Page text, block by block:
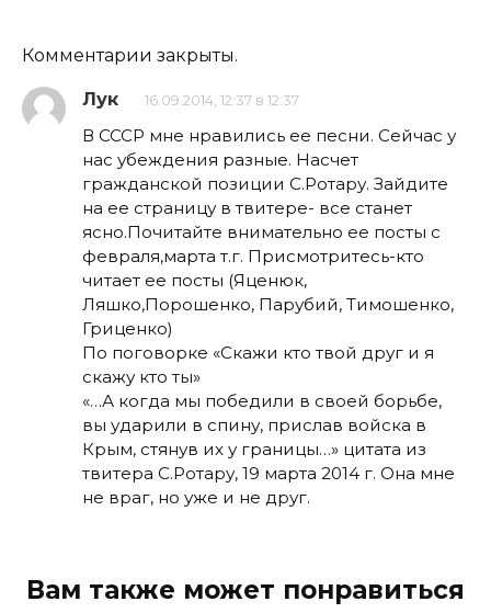
Комментарии закрыты.
Лук 16.09.2014, 12:37 в 12:37
В СССР мне нравились ее песни. Сейчас у
нас убеждения разные. Насчет
гражданской позиции С.Ротару. Зайдите
на ее страницу в твитере- все станет
ясно.Почитайте внимательно ее посты с
февраля,марта т.г. Присмотритесь-кто
читает ее посты (Яценюк,
Ляшко,Порошенко, Парубий, Тимошенко,
Гриценко)
По поговорке «Скажи кто твой друг и я
скажу кто ты»
«…А когда мы победили в своей борьбе,
вы ударили в спину, прислав войска в
Крым, стянув их у границы…» цитата из
твитера С.Ротару, 19 марта 2014 г. Она мне
не враг, но уже и не друг.
Вам также может понравиться